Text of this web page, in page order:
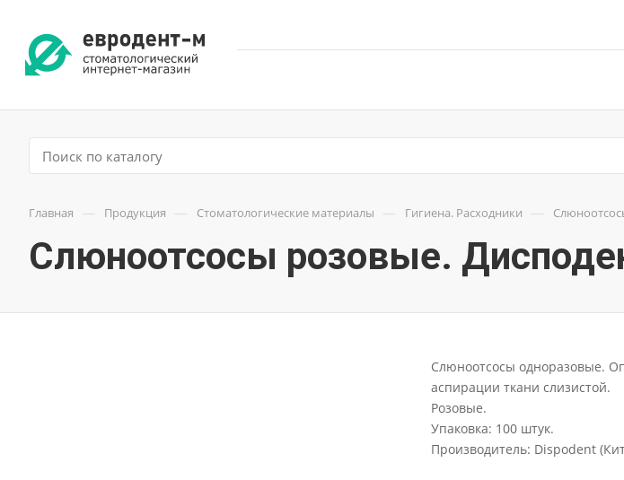
Главная — Продукция — Стоматологические материалы — Гигиена. Расходники —
Слюноотсосы розовые.
Слюноотсосы одноразовые.
аспирации ткани слизистой.
Розовые.
Упаковка: 100 штук.
Производитель: Dispodent